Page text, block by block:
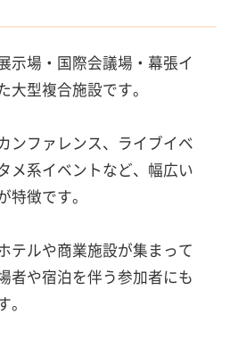
示場・国際会議場・幕張イ
大型複合施設です。
ンファレンス、ライブイベ
メ系イベントなど、幅広い
徴です。
テルや商業施設が集まって
者や宿泊を伴う参加者にも